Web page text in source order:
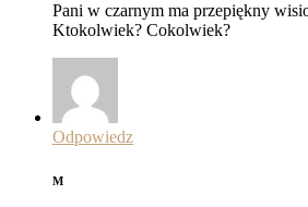
Pani w czarnym ma przepiękny
Ktokolwiek? Cokolwiek?
Odpowiedz
M